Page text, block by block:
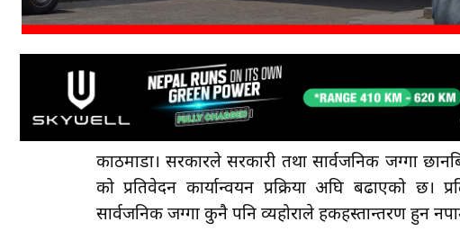
काठमाडौँ। सरकारले सरकारी तथा सार्वजनिक जग्गा
को प्रतिवेदन कार्यान्वयन प्रक्रिया अघि बढाएको
सार्वजनिक जग्गा कुनै पनि व्यहोराले हकहस्तान्तरण हुन